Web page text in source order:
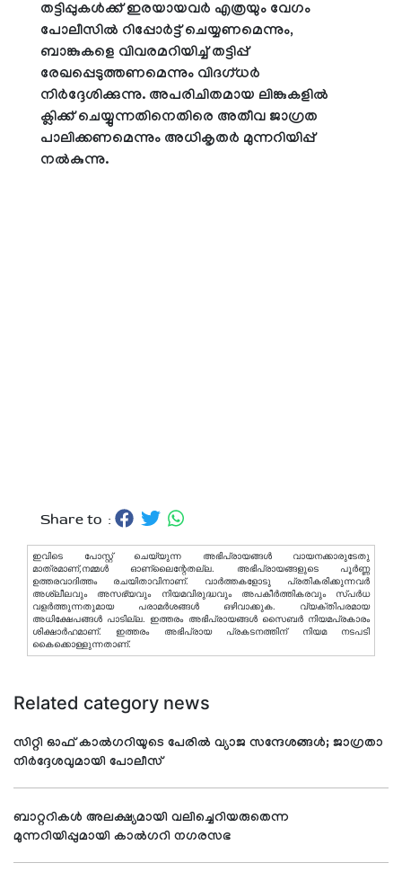
തട്ടിപ്പുകൾക്ക് ഇരയായവർ എത്രയും വേഗം
പോലീസിൽ റിപ്പോർട്ട് ചെയ്യണമെന്നും,
ബാങ്കുകളെ വിവരമറിയിച്ച് തട്ടിപ്പ്
രേഖപ്പെടുത്തണമെന്നും വിദഗ്ധർ
നിർദ്ദേശിക്കുന്നു. അപരിചിതമായ ലിങ്കുകളിൽ
ക്ലിക്ക് ചെയ്യുന്നതിനെതിരെ അതീവ ജാഗ്രത
പാലിക്കണമെന്നും അധികൃതർ മുന്നറിയിപ്പ്
നൽകുന്നു.
Share to :
ഇവിടെ പോസ്റ്റ് ചെയ്യുന്ന അഭിപ്രായങ്ങള്‍ വായനക്കാരുടേതു
മാത്രമാണ്,നമ്മൾ ഓണ്ലൈന്റേതല്ല. അഭിപ്രായങ്ങളുടെ പൂർണ്ണ
ഉത്തരവാദിത്തം രചയിതാവിനാണ്. വാര്‍ത്തകളോടു പ്രതികരിക്കുന്നവര്‍
അശ്ലീലവും അസഭ്യവും നിയമവിരുദ്ധവും അപകീര്‍ത്തികരവും സ്പര്‍ധ
വളര്‍ത്തുന്നതുമായ പരാമര്‍ശങ്ങള്‍ ഒഴിവാക്കുക. വ്യക്തിപരമായ
അധിക്ഷേപങ്ങള്‍ പാടില്ല. ഇത്തരം അഭിപ്രായങ്ങള്‍ സൈബര്‍ നിയമപ്രകാരം
ശിക്ഷാര്‍ഹമാണ്. ഇത്തരം അഭിപ്രായ പ്രകടനത്തിന് നിയമ നടപടി
കൈക്കൊള്ളുന്നതാണ്.
Related category news
സിറ്റി ഓഫ് കാൽഗറിയുടെ പേരിൽ വ്യാജ സന്ദേശങ്ങൾ; ജാഗ്രതാ
നിർദ്ദേശവുമായി പോലീസ്
ബാറ്ററികൾ അലക്ഷ്യമായി വലിച്ചെറിയരുതെന്ന
മുന്നറിയിപ്പുമായി കാൽഗറി നഗരസഭ